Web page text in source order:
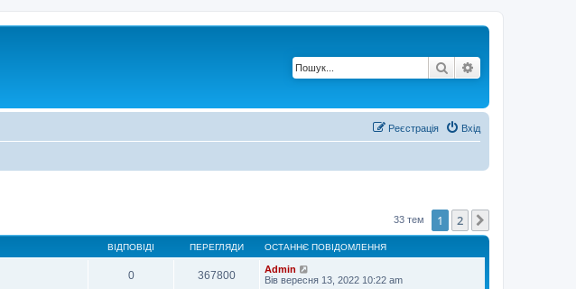
Пошук
Вхід
Реєстрація
33 тем 1 2
ВІДПОВІДІ ПЕРЕГЛЯДИ ОСТАННЄ ПОВІДОМЛЕННЯ
0 367800
Admin
Вів вересня 13, 2022 10:22 am